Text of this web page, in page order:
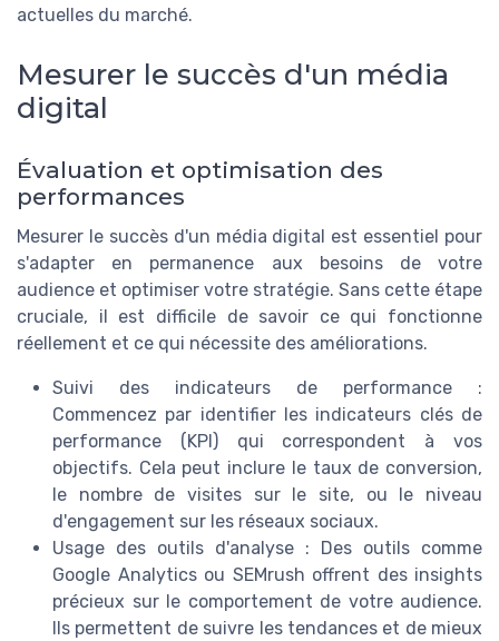
actuelles du marché.
Mesurer le succès d'un média
digital
Évaluation et optimisation des
performances
Mesurer le succès d'un média digital est essentiel pour
s'adapter en permanence aux besoins de votre
audience et optimiser votre stratégie. Sans cette étape
cruciale, il est difficile de savoir ce qui fonctionne
réellement et ce qui nécessite des améliorations.
Suivi des indicateurs de performance :
Commencez par identifier les indicateurs clés de
performance (KPI) qui correspondent à vos
objectifs. Cela peut inclure le taux de conversion,
le nombre de visites sur le site, ou le niveau
d'engagement sur les réseaux sociaux.
Usage des outils d'analyse : Des outils comme
Google Analytics ou SEMrush offrent des insights
précieux sur le comportement de votre audience.
Ils permettent de suivre les tendances et de mieux